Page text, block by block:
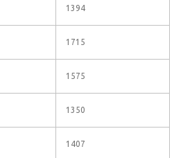
1394
1715
1575
1350
1407